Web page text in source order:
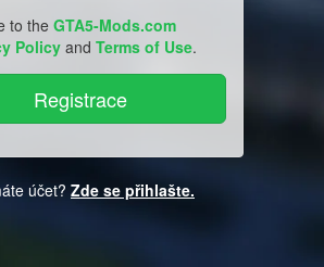
to theGTA5-Mods.com
Policy and Terms of Use.
účet? Zde se přihlašte.